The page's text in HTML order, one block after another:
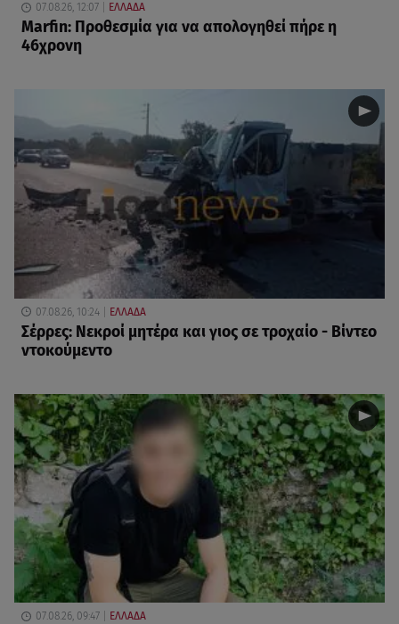
07.08.26, 12:07 ΕΛΛΑΔΑ
Marfin: Προθεσμία για να απολογηθεί πήρε η
46χρονη
07.08.26, 10:24 ΕΛΛΑΔΑ
Σέρρες: Νεκροί μητέρα και γιος σε τροχαίο - Βίντεο
ντοκούμεντο
07.08.26, 09:47 ΕΛΛΑΔΑ